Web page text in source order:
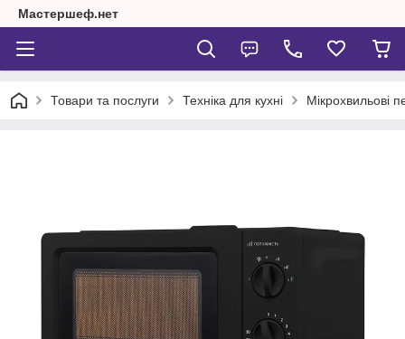
Мастершеф.нет
Товари та послуги Техніка для кухні Мікрохвильові